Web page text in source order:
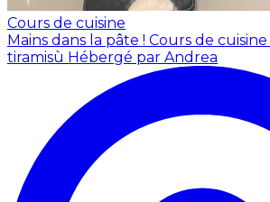
Cours de cuisine
Mains dans la pâte ! Cours de
tiramisù Hébergé par Andrea